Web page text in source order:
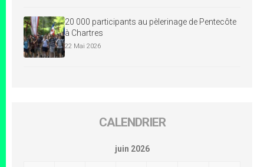
20 000 participants au pèlerinage de Pentecôte
à Chartres
22 Mai 2026
CALENDRIER
juin 2026